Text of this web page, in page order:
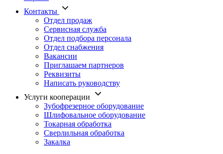
Контакты
Отдел продаж
Сервисная служба
Отдел подбора персонала
Отдел снабжения
Вакансии
Приглашаем партнеров
Реквизиты
Написать руководству
Услуги кооперации
Зубофрезерное оборудование
Шлифовальное оборудование
Токарная обработка
Cверлильная обработка
Закалка